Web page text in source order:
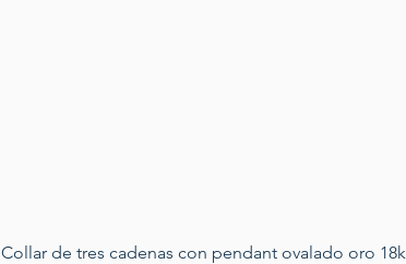
Collar de tres cadenas con pendant ovalado oro 18k